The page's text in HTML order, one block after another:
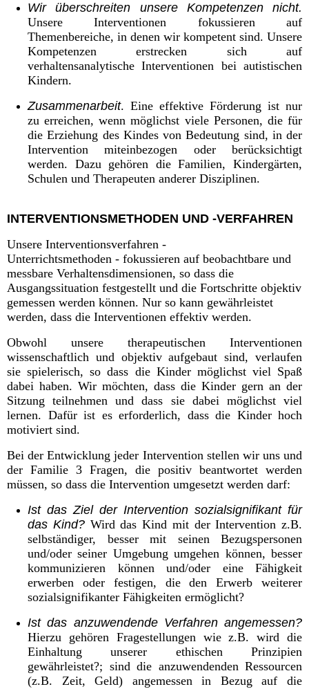
Wir überschreiten unsere Kompetenzen nicht.
Unsere Interventionen fokussieren auf
Themenbereiche, in denen wir kompetent sind. Unsere
Kompetenzen erstrecken sich auf
verhaltensanalytische Interventionen bei autistischen
Kindern.
Zusammenarbeit. Eine effektive Förderung ist nur
zu erreichen, wenn möglichst viele Personen, die für
die Erziehung des Kindes von Bedeutung sind, in der
Intervention miteinbezogen oder berücksichtigt
werden. Dazu gehören die Familien, Kindergärten,
Schulen und Therapeuten anderer Disziplinen.
INTERVENTIONSMETHODEN UND -VERFAHREN
Unsere Interventionsverfahren -
Unterrichtsmethoden - fokussieren auf beobachtbare und
messbare Verhaltensdimensionen, so dass die
Ausgangssituation festgestellt und die Fortschritte objektiv
gemessen werden können. Nur so kann gewährleistet
werden, dass die Interventionen effektiv werden.
Obwohl unsere therapeutischen Interventionen
wissenschaftlich und objektiv aufgebaut sind, verlaufen
sie spielerisch, so dass die Kinder möglichst viel Spaß
dabei haben. Wir möchten, dass die Kinder gern an der
Sitzung teilnehmen und dass sie dabei möglichst viel
lernen. Dafür ist es erforderlich, dass die Kinder hoch
motiviert sind.
Bei der Entwicklung jeder Intervention stellen wir uns und
der Familie 3 Fragen, die positiv beantwortet werden
müssen, so dass die Intervention umgesetzt werden darf:
Ist das Ziel der Intervention sozialsignifikant für
das Kind? Wird das Kind mit der Intervention z.B.
selbständiger, besser mit seinen Bezugspersonen
und/oder seiner Umgebung umgehen können, besser
kommunizieren können und/oder eine Fähigkeit
erwerben oder festigen, die den Erwerb weiterer
sozialsignifikanter Fähigkeiten ermöglicht?
Ist das anzuwendende Verfahren angemessen?
Hierzu gehören Fragestellungen wie z.B. wird die
Einhaltung unserer ethischen Prinzipien
gewährleistet?; sind die anzuwendenden Ressourcen
(z.B. Zeit, Geld) angemessen in Bezug auf die